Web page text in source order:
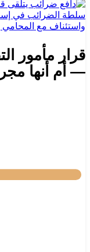
قرار مأمور
— أم أنها